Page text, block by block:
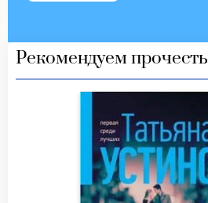
Рекомендуем прочесть